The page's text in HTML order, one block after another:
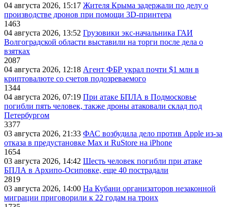
04 августа 2026, 15:17 Жителя Крыма задержали по делу о
производстве дронов при помощи 3D‑принтера
1463
04 августа 2026, 13:52 Грузовики экс-начальника ГАИ
Волгоградской области выставили на торги после дела о
взятках
2087
04 августа 2026, 12:18 Агент ФБР украл почти $1 млн в
криптовалюте со счетов подозреваемого
1344
04 августа 2026, 07:19 При атаке БПЛА в Подмосковье
погибли пять человек, также дроны атаковали склад под
Петербургом
3377
03 августа 2026, 21:33 ФАС возбудила дело против Apple из-за
отказа в предустановке Max и RuStore на iPhone
1654
03 августа 2026, 14:42 Шесть человек погибли при атаке
БПЛА в Архипо-Осиповке, еще 40 пострадали
2819
03 августа 2026, 14:00 На Кубани организаторов незаконной
миграции приговорили к 22 годам на троих